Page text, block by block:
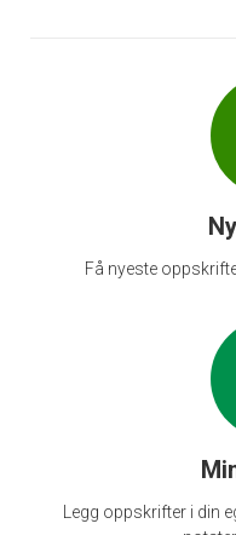
Få nyeste
Legg oppskrifter i din